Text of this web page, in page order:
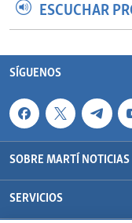
ESCUCHAR
SÍGUENOS
SOBRE MARTÍ NOTICIAS
SERVICIOS